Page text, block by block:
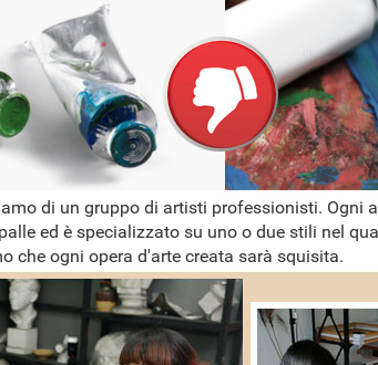
di un gruppo di artisti professionisti. Ogni
ed è specializzato su uno o due stili nel
che ogni opera d'arte creata sarà squisita.